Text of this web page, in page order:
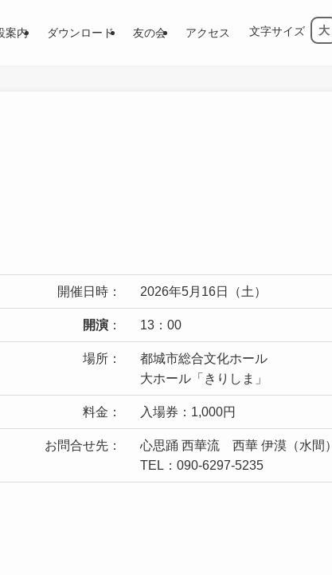
案内 ダウンロード 友の会 アクセス 文字サイズ 大
開催日時： 2026年5月16日（土）
開演 ： 13：00
場所：
都城市総合文化ホール
大ホール「きりしま」
料金： 入場券：1,000円
お問合せ先：
心思踊 西華流 西華 伊漠（水間）
TEL：090-6297-5235